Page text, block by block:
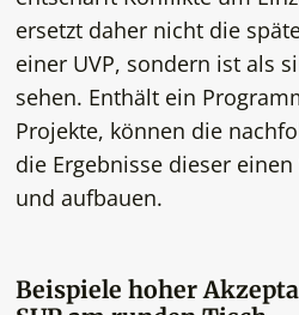
ersetzt daher nicht die
einer UVP, sondern ist als
sehen. Enthält ein
Projekte, können die
die Ergebnisse dieser
und aufbauen.
Beispiele hoher